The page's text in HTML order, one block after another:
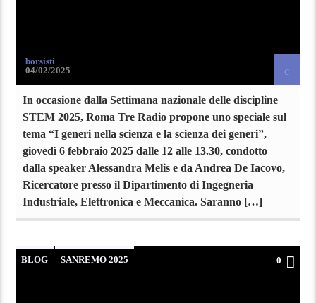
borsisti
04/02/2025
In occasione dalla Settimana nazionale delle discipline
STEM 2025, Roma Tre Radio propone uno speciale sul
tema “I generi nella scienza e la scienza dei generi”,
giovedì 6 febbraio 2025 dalle 12 alle 13.30, condotto
dalla speaker Alessandra Melis e da Andrea De Iacovo,
Ricercatore presso il Dipartimento di Ingegneria
Industriale, Elettronica e Meccanica. Saranno […]
BLOG SANREMO 2025 0